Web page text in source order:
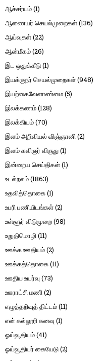
ஆச்சர்யம்(1)
ஆணையர் செயல்முறைகள்(136)
ஆய்வுகள்(22)
ஆன்மீகம்(26)
இட ஒதுக்கீடு(1)
இயக்குநர் செயல்முறைகள்(948)
இயற்கைவேளாண்மை(5)
இலக்கணம்(128)
இலக்கியம்(70)
இளம் அறிவியல் விஞ்ஞானி(2)
இளம் கவிஞர் விருது(1)
இன்றைய செய்திகள்(1)
உடல்நலம்(1863)
உதவித்தொகை(1)
உபரி பணியிடங்கள்(2)
உள்ளூர் விடுமுறை(98)
உறுதிமொழி(11)
ஊக்க ஊதியம்(2)
ஊக்கத்தொகை(11)
ஊதிய உயர்வு (73)
ஊராட்சி மணி(2)
எழுத்தறிவுத் திட்டம்(11)
என் கல்லூரி கனவு (1)
ஓய்வூதியம்(41)
ஓய்வூதியர் கையேடு(2)